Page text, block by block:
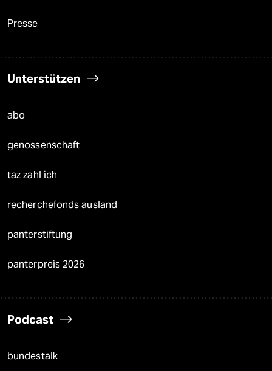
Presse
Unterstützen
abo
genossenschaft
taz zahl ich
recherchefonds ausland
panterstiftung
panterpreis 2026
Podcast
bundestalk